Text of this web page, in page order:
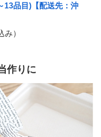
品目)【配送先：沖
み）
作りに